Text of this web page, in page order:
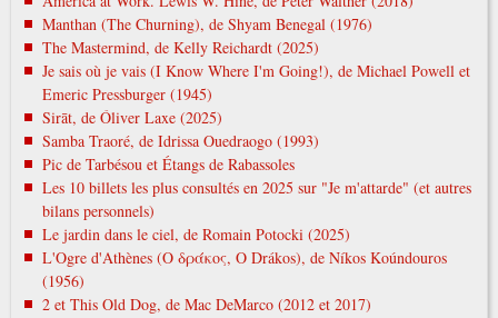
Manthan (The Churning), de Shyam Benegal (1976)
The Mastermind, de Kelly Reichardt (2025)
Je sais où je vais (I Know Where I'm Going!), de Michael Powell et
Emeric Pressburger (1945)
Sirāt, de Óliver Laxe (2025)
Samba Traoré, de Idrissa Ouedraogo (1993)
Pic de Tarbésou et Étangs de Rabassoles
Les 10 billets les plus consultés en 2025 sur "Je m'attarde" (et autres
bilans personnels)
Le jardin dans le ciel, de Romain Potocki (2025)
L'Ogre d'Athènes (Ο δράκος, O Drákos), de Níkos Koúndouros
(1956)
2 et This Old Dog, de Mac DeMarco (2012 et 2017)